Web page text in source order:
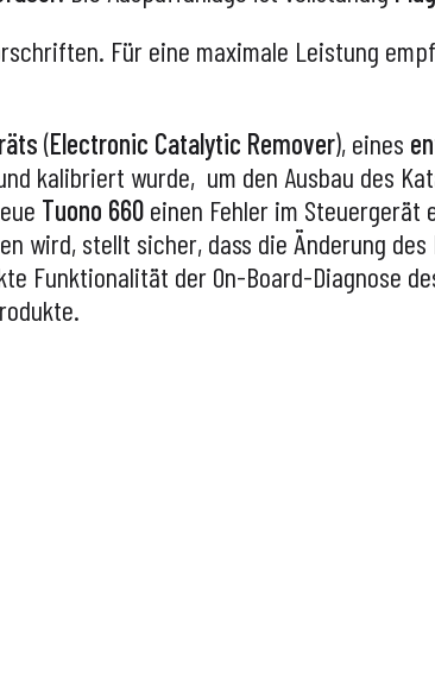
Für eine maximale Leistung
(Electronic Catalytic Remover), eines
kalibriert wurde, um den Ausbau des
Tuono 660 einen Fehler im Steuergerät
wird, stellt sicher, dass die Änderung
Funktionalität der On-Board-Diagnose